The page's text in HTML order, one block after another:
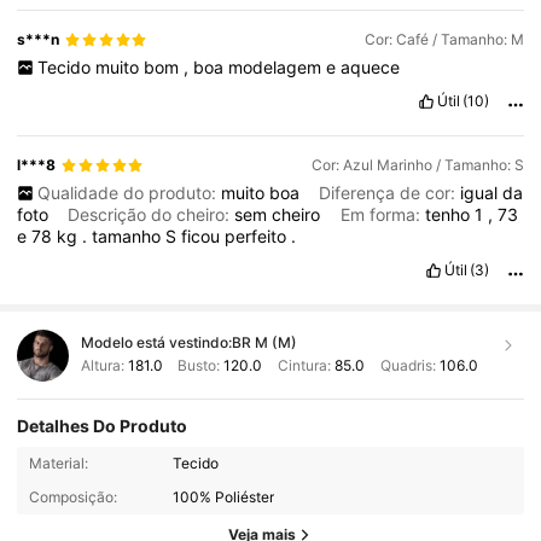
s***n Cor: Café / Tamanho: M
Tecido muito bom , boa modelagem e aquece
Útil (10)
l***8 Cor: Azul Marinho / Tamanho: S
Qualidade do produto: muito boa Diferença de cor: igual da
foto
Descrição do cheiro:semcheiro Em forma: tenho 1 , 73
e78 kg .tamanho Sficou perfeito .
Útil (3)
Modelo está vestindo:BR M (M)
Altura: 181.0 Busto:120.0 Cintura: 85.0 Quadris: 106.0
Detalhes Do Produto
Material:
Tecido
Composição:
100% Poliéster
Veja mais
606K Seguidores